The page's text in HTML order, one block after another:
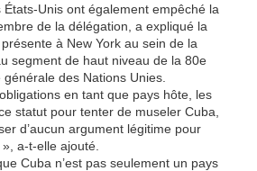
Unis ont également empêché la
de la délégation, a expliqué la
à New York au sein de la
segment de haut niveau de la 80e
générale des Nations Unies.
en tant que pays hôte, les
statut pour tenter de museler Cuba,
d’aucun argument légitime pour
a-t-elle ajouté.
Cuba n’est pas seulement un pays